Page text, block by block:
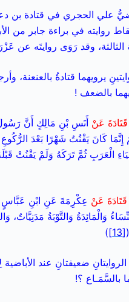
علي الحجري في قتادة بن
روايته في براءة جابر من
وقد رَوَى روايتَه عن
يرويهما قتادةُ بالعنعنة،
بالضعف !
قَتَادَةَ عَنْ أَنَسِ بْنِ مَالِكٍ أَنَّ
إِنَّمَا كَانَ يَقْنُتُ شَهْرًا بَعْدَ
الْعَرَبِ ثُمَّ تَرَكَهُ وَلَمْ يَقْنُتْ
قَتَادَةَ عَنْ عِكْرِمَةَ عَنِ ابْنِ عَبَّاسٍ
وَالْمَائِدَةُ وَالتَّوْبَةُ مَدَنِيَّاتٌ،
[13]
)
ضعيفتانِ عند الأباضية
بالسَّمَـاع ؟!